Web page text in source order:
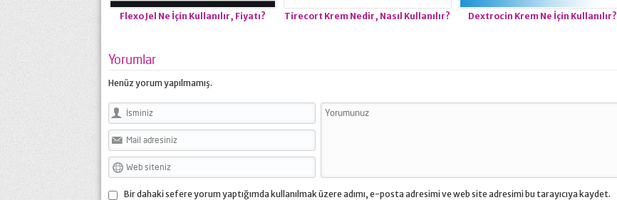
Flexo Jel Ne İçin Kullanılır, Fiyatı? Tirecort Krem Nedir, Nasıl Kullanılır? Dextrocin Krem Ne İçin Kullanılır?
Yorumlar
Henüz yorum yapılmamış.
Bir dahaki sefere yorum yaptığımda kullanılmak üzere adımı, e-posta adresimi ve web site adresimi bu tarayıcıya kaydet.